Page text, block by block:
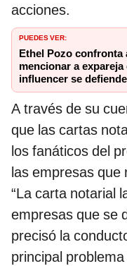
acciones.
PUEDES VER:
Ethel Pozo confronta
mencionar a
influencer se
A través de su
que las cartas
los fanáticos del
las empresas que
“La carta notarial
empresas que se
precisó la
principal